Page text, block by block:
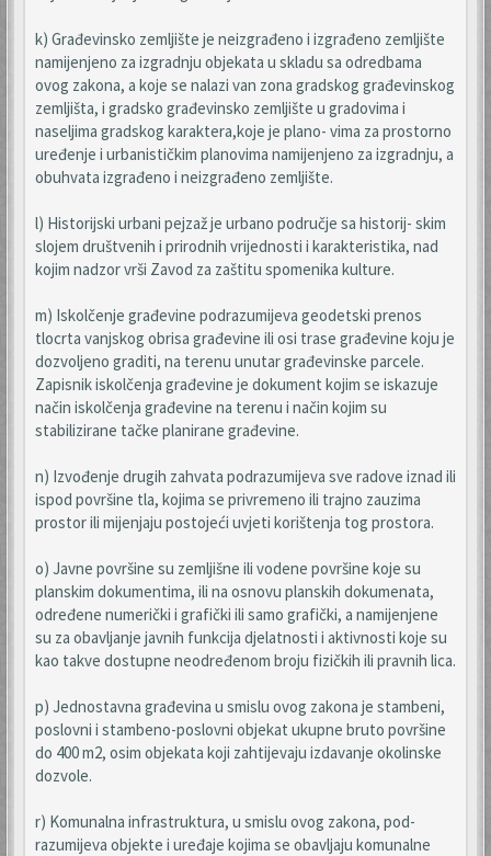
k) Građevinsko zemljište je neizgrađeno i izgrađeno zemljište
namijenjeno za izgradnju objekata u skladu sa odredbama
ovog zakona, a koje se nalazi van zona gradskog građevinskog
zemljišta, i gradsko građevinsko zemljište u gradovima i
naseljima gradskog karaktera,koje je plano- vima za prostorno
uređenje i urbanističkim planovima namijenjeno za izgradnju, a
obuhvata izgrađeno i neizgrađeno zemljište.
l) Historijski urbani pejzaž je urbano područje sa historij- skim
slojem društvenih i prirodnih vrijednosti i karakteristika, nad
kojim nadzor vrši Zavod za zaštitu spomenika kulture.
m) Iskolčenje građevine podrazumijeva geodetski prenos
tlocrta vanjskog obrisa građevine ili osi trase građevine koju je
dozvoljeno graditi, na terenu unutar građevinske parcele.
Zapisnik iskolčenja građevine je dokument kojim se iskazuje
način iskolčenja građevine na terenu i način kojim su
stabilizirane tačke planirane građevine.
n) Izvođenje drugih zahvata podrazumijeva sve radove iznad ili
ispod površine tla, kojima se privremeno ili trajno zauzima
prostor ili mijenjaju postojeći uvjeti korištenja tog prostora.
o) Javne površine su zemljišne ili vodene površine koje su
planskim dokumentima, ili na osnovu planskih dokumenata,
određene numerički i grafički ili samo grafički, a namijenjene
su za obavljanje javnih funkcija djelatnosti i aktivnosti koje su
kao takve dostupne neodređenom broju fizičkih ili pravnih lica.
p) Jednostavna građevina u smislu ovog zakona je stambeni,
poslovni i stambeno-poslovni objekat ukupne bruto površine
do 400 m2, osim objekata koji zahtijevaju izdavanje okolinske
dozvole.
r) Komunalna infrastruktura, u smislu ovog zakona, pod-
razumijeva objekte i uređaje kojima se obavljaju komunalne